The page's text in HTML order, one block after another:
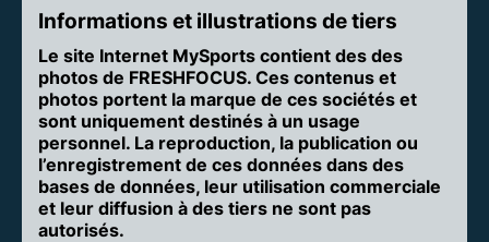
Informations et illustrations de tiers
Le site Internet MySports contient des des
photos de FRESHFOCUS. Ces contenus et
photos portent la marque de ces sociétés et
sont uniquement destinés à un usage
personnel. La reproduction, la publication ou
l’enregistrement de ces données dans des
bases de données, leur utilisation commerciale
et leur diffusion à des tiers ne sont pas
autorisés.